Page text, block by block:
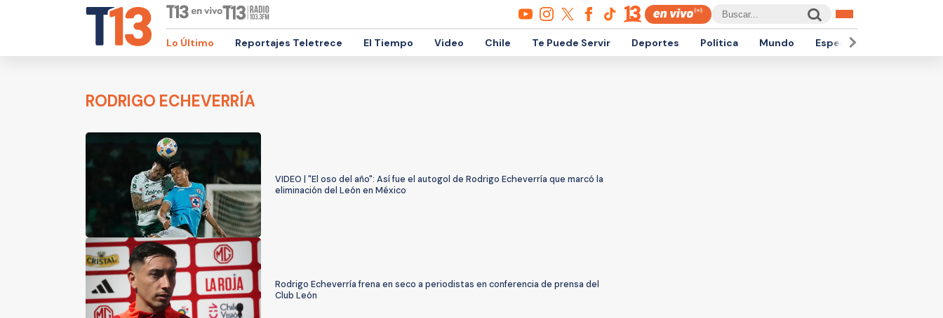
Lo Último Reportajes Teletrece El Tiempo Video Chile Te Puede Servir Deportes Política Mundo Espectáculos
RODRIGO ECHEVERRÍA
VIDEO | "El oso del año": Así fue el autogol de Rodrigo Echeverría que marcó la
eliminación del León en México
Rodrigo Echeverría frena en seco a periodistas en conferencia de prensa del
Club León